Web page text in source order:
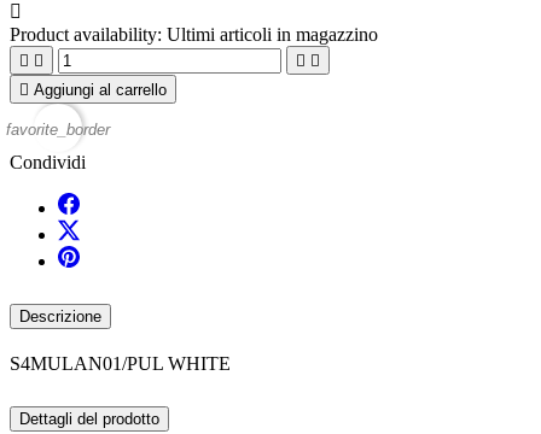

Product availability: Ultimi articoli in magazzino
   
 Aggiungi al carrello
favorite_border
Condividi
Descrizione
S4MULAN01/PUL WHITE
Dettagli del prodotto